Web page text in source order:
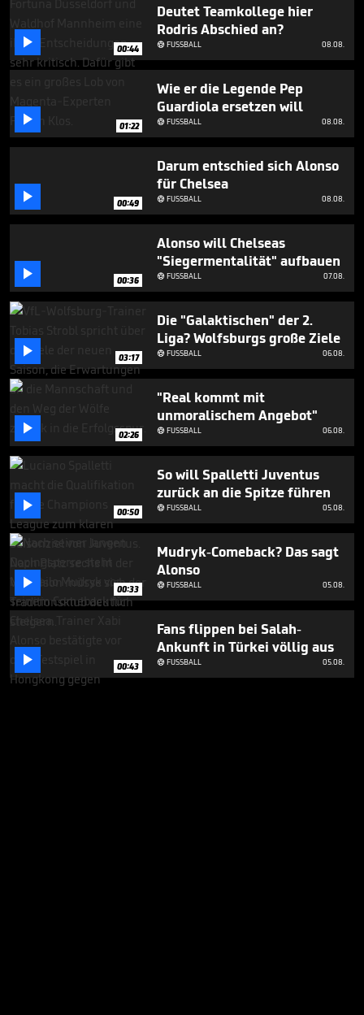
6
seconds
 00:44
Deutet Teamkollege hier
Rodris Abschied an?
FUSSBALL 08.08.
 01:22
Wie er die Legende Pep
Guardiola ersetzen will
FUSSBALL 08.08.
 00:49
Darum entschied sich Alonso
für Chelsea
FUSSBALL 08.08.
 00:36
Alonso will Chelseas
"Siegermentalität" aufbauen
FUSSBALL 07.08.
 03:17
Die "Galaktischen" der 2.
Liga? Wolfsburgs große Ziele
FUSSBALL 06.08.
 02:26
"Real kommt mit
unmoralischem Angebot"
FUSSBALL 06.08.
 00:50
So will Spalletti Juventus
zurück an die Spitze führen
FUSSBALL 05.08.
 00:33
Mudryk-Comeback? Das sagt
Alonso
FUSSBALL 05.08.
 00:43
Fans flippen bei Salah-
Ankunft in Türkei völlig aus
FUSSBALL 05.08.